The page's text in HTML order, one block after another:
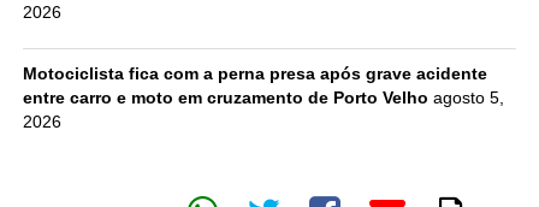
2026
Motociclista fica com a perna presa após grave acidente
entre carro e moto em cruzamento de Porto Velho agosto 5,
2026